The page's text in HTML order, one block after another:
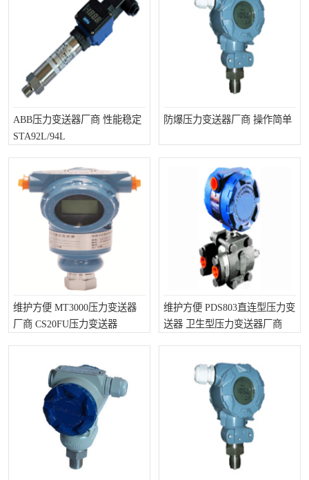
ABB压力变送器厂商 性能稳定
STA92L/94L
防爆压力变送器厂商 操作简单
维护方便 MT3000压力变送器
厂商 CS20FU压力变送器
维护方便 PDS803直连型压力变
送器 卫生型压力变送器厂商
加油站液位仪